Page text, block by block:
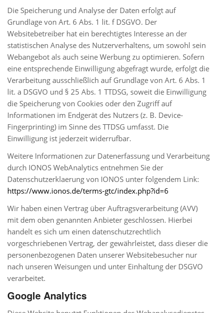
Die Speicherung und Analyse der Daten erfolgt auf
Grundlage von Art. 6 Abs. 1 lit. f DSGVO. Der
Websitebetreiber hat ein berechtigtes Interesse an der
statistischen Analyse des Nutzerverhaltens, um sowohl sein
Webangebot als auch seine Werbung zu optimieren. Sofern
eine entsprechende Einwilligung abgefragt wurde, erfolgt die
Verarbeitung ausschließlich auf Grundlage von Art. 6 Abs. 1
lit. a DSGVO und § 25 Abs. 1 TTDSG, soweit die Einwilligung
die Speicherung von Cookies oder den Zugriff auf
Informationen im Endgerät des Nutzers (z. B. Device-
Fingerprinting) im Sinne des TTDSG umfasst. Die
Einwilligung ist jederzeit widerrufbar.
Weitere Informationen zur Datenerfassung und Verarbeitung
durch IONOS WebAnalytics entnehmen Sie der
Datenschutzerklaerung von IONOS unter folgendem Link:
https://www.ionos.de/terms-gtc/index.php?id=6
Wir haben einen Vertrag über Auftragsverarbeitung (AVV)
mit dem oben genannten Anbieter geschlossen. Hierbei
handelt es sich um einen datenschutzrechtlich
vorgeschriebenen Vertrag, der gewährleistet, dass dieser die
personenbezogenen Daten unserer Websitebesucher nur
nach unseren Weisungen und unter Einhaltung der DSGVO
verarbeitet.
Google Analytics